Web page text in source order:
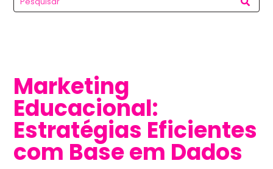
Marketing
Educacional:
Estratégias Eficientes
com Base em Dados